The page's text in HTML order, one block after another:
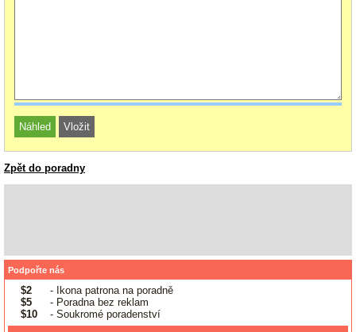
Zpět do poradny
Podpořte nás
$2
- Ikona patrona na poradně
$5
- Poradna bez reklam
$10
- Soukromé poradenství